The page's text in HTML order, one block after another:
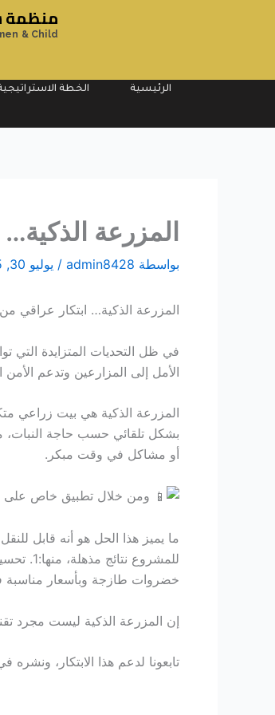
منظمة
& Child
الرئيسية الخطة
المزرعة
بواسطة admin8428
/ يوليو 30, 2025
المزرعة الذكية… ابتكار عراقي
في ظل التحديات المتزايدة التي
الأمل إلى المزارعين وتدعم الأمن
المزرعة الذكية هي بيت زراعي
أو مشاكل في وقت مبكر.
ومن خلال تطبيق خاص على
ما يميز هذا الحل هو أنه قابل
خضروات طازجة وبأسعار مناسبة
إن المزرعة الذكية ليست مجرد
تابعونا لدعم هذا الابتكار،